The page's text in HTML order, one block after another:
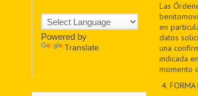
Las
en
datos
una
indicada
momento
4. FORMA
Powered by
Translate